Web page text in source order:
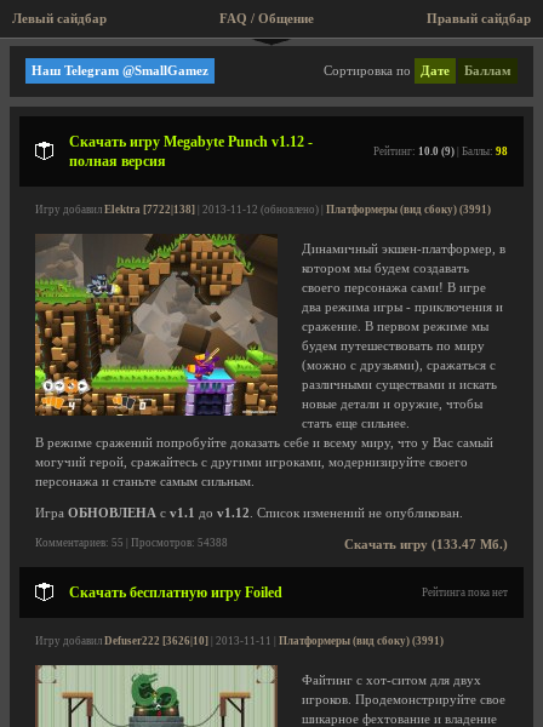
Левый сайдбар Правый сайдбар
FAQ / Общение
Файтинги
Сортировка по Дате Баллам
Наш Telegram @SmallGamez
Скачать игру Megabyte Punch v1.12 -
полная версия
Рейтинг: 10.0 (9) | Баллы: 98
Игру добавил Elektra [7722|138] | 2013-11-12 (обновлено) | Платформеры (вид сбоку) (3991)
Динамичный экшен-платформер, в
котором мы будем создавать
своего персонажа сами! В игре
два режима игры - приключения и
сражение. В первом режиме мы
будем путешествовать по миру
(можно с друзьями), сражаться с
различными существами и искать
новые детали и оружие, чтобы
стать еще сильнее.
В режиме сражений попробуйте доказать себе и всему миру, что у Вас самый
могучий герой, сражайтесь с другими игроками, модернизируйте своего
персонажа и станьте самым сильным.
Игра ОБНОВЛЕНА с v1.1 до v1.12 . Список изменений не опубликован.
Скачать игру (133.47 Мб.)
Комментариев: 55 | Просмотров: 54388
Скачать бесплатную игру Foiled Рейтинга пока нет
Игру добавил Defuser222 [3626|10] | 2013-11-11 | Платформеры (вид сбоку) (3991)
Файтинг с хот-ситом для двух
игроков. Продемонстрируйте свое
шикарное фехтование и владение